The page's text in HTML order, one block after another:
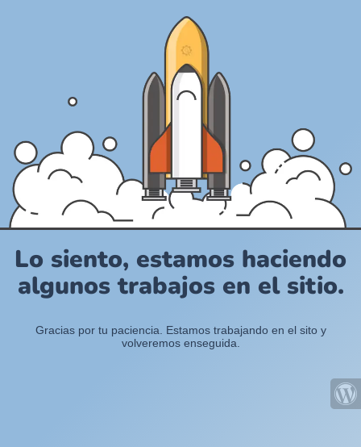
Lo siento, estamos haciendo
algunos trabajos en el sitio.
Gracias por tu paciencia. Estamos trabajando en el sito y
volveremos enseguida.